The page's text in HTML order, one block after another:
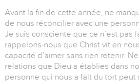
Avant la fin de cette année, ne
de nous réconcilier avec une
Je suis consciente que ce n’est pas
rappelons-nous que Christ vit en
capacité d’aimer sans rien retenir.
relations que Dieu a établies dans
personne qui nous a fait du tort peut